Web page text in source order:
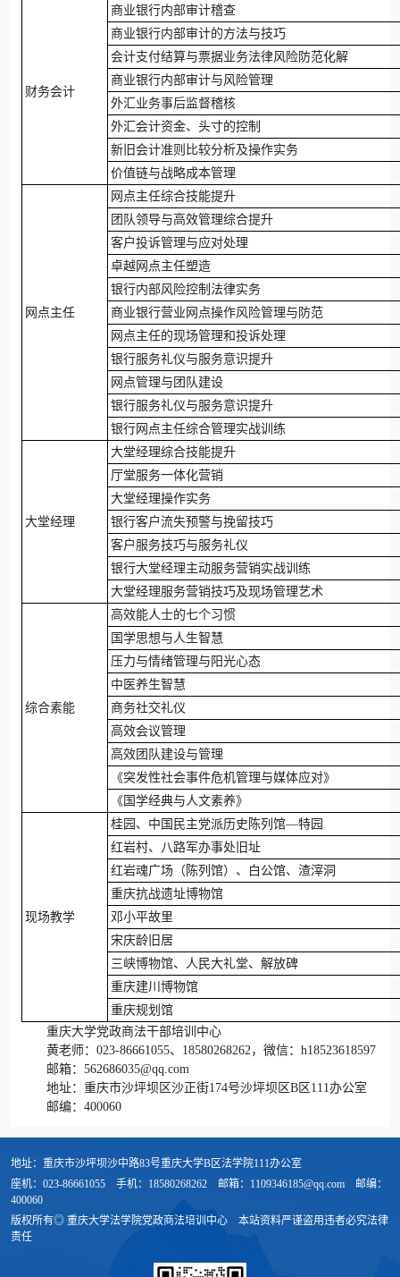
财务会计
商业银行内部审计稽查
商业银行内部审计的方法与技巧
会计支付结算与票据业务法律风险防范化解
商业银行内部审计与风险管理
外汇业务事后监督稽核
外汇会计资金、头寸的控制
新旧会计准则比较分析及操作实务
价值链与战略成本管理
网点主任
网点主任综合技能提升
团队领导与高效管理综合提升
客户投诉管理与应对处理
卓越网点主任塑造
银行内部风险控制法律实务
商业银行营业网点操作风险管理与防范
网点主任的现场管理和投诉处理
银行服务礼仪与服务意识提升
网点管理与团队建设
银行服务礼仪与服务意识提升
银行网点主任综合管理实战训练
大堂经理
大堂经理综合技能提升
厅堂服务一体化营销
大堂经理操作实务
银行客户流失预警与挽留技巧
客户服务技巧与服务礼仪
银行大堂经理主动服务营销实战训练
大堂经理服务营销技巧及现场管理艺术
综合素能
高效能人士的七个习惯
国学思想与人生智慧
压力与情绪管理与阳光心态
中医养生智慧
商务社交礼仪
高效会议管理
高效团队建设与管理
《突发性社会事件危机管理与媒体应对》
《国学经典与人文素养》
现场教学
桂园、中国民主党派历史陈列馆—特园
红岩村、八路军办事处旧址
红岩魂广场（陈列馆）、白公馆、渣滓洞
重庆抗战遗址博物馆
邓小平故里
宋庆龄旧居
三峡博物馆、人民大礼堂、解放碑
重庆建川博物馆
重庆规划馆
重庆大学党政商法干部培训中心
黄老师：023-86661055、18580268262，微信：h18523618597
邮箱：562686035@qq.com
地址：重庆市沙坪坝区沙正街174号沙坪坝区B区111办公室
邮编：400060
地址：重庆市沙坪坝沙中路83号重庆大学B区法学院111办公室
座机：023-86661055
手机：18580268262 邮箱：1109346185@qq.com
邮编：
400060
版权所有◎ 重庆大学法学院党政商法培训中心
本站资料严谨盗用违者必究法律
责任